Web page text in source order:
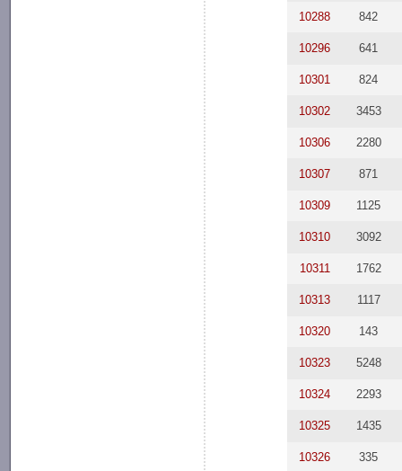
10288 842
10296 641
10301 824
10302 3453
10306 2280
10307 871
10309 1125
10310 3092
10311 1762
10313 1117
10320 143
10323 5248
10324 2293
10325 1435
10326 335